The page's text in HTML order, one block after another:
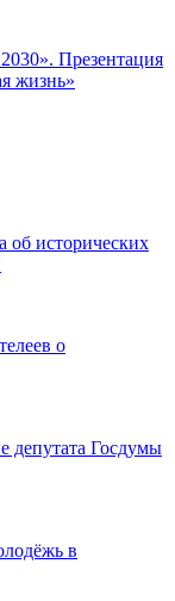
Презентация
жизнь»
об исторических
о
депутата Госдумы
в